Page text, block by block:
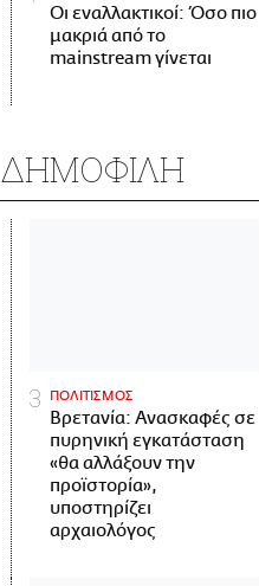
Οι εναλλακτικοί: Όσο πιο
μακριά από το
mainstream γίνεται
ΔΗΜΟΦΙΛΗ
ΠΟΛΙΤΙΣΜΟΣ
Βρετανία: Ανασκαφές σε
πυρηνική εγκατάσταση
«θα αλλάξουν την
προϊστορία»,
υποστηρίζει
αρχαιολόγος